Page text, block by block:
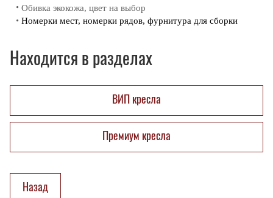
Обивка экокожа, цвет на выбор
Номерки мест, номерки рядов, фурнитура для сборки
Находится в разделах
ВИП кресла
Премиум кресла
Назад